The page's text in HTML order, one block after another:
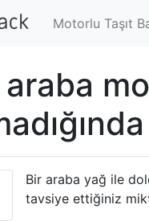
Motorlu Taşıt
araba
Bir araba yağ ile
tavsiye ettiğiniz